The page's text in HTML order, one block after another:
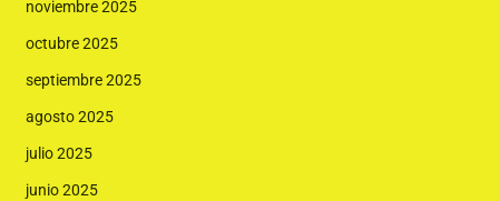
noviembre 2025
octubre 2025
septiembre 2025
agosto 2025
julio 2025
junio 2025